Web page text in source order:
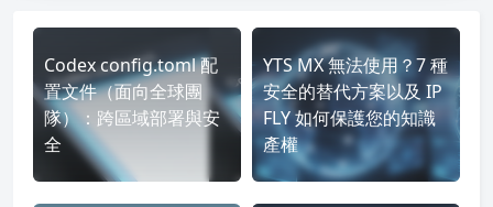
Codex config.toml 配
置文件（面向全球團
隊）：跨區域部署與安
全
YTS MX 無法使用？7 種
安全的替代方案以及 IP
FLY 如何保護您的知識
產權